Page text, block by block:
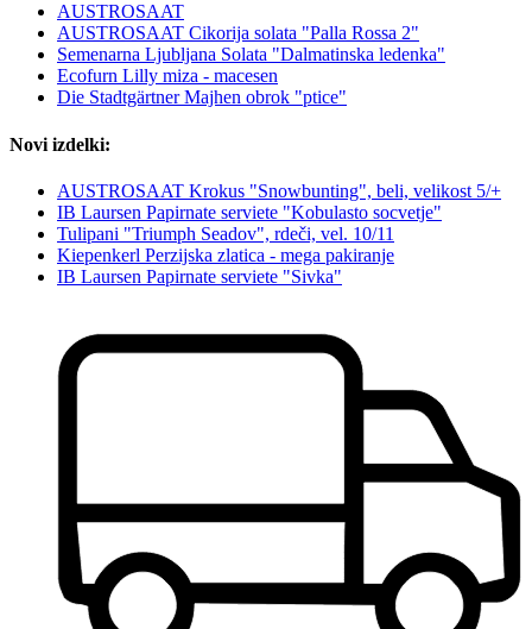
AUSTROSAAT
AUSTROSAAT Cikorija solata "Palla Rossa 2"
Semenarna Ljubljana Solata "Dalmatinska ledenka"
Ecofurn Lilly miza - macesen
Die Stadtgärtner Majhen obrok "ptice"
Novi izdelki:
AUSTROSAAT Krokus "Snowbunting", beli, velikost 5/+
IB Laursen Papirnate serviete "Kobulasto socvetje"
Tulipani "Triumph Seadov", rdeči, vel. 10/11
Kiepenkerl Perzijska zlatica - mega pakiranje
IB Laursen Papirnate serviete "Sivka"